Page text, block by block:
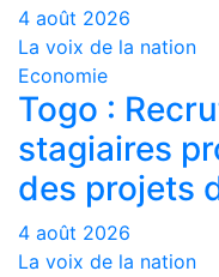
4 août 2026
La voix de la nation
Economie
Togo :
stagiaires
des projets
4 août 2026
La voix de la nation